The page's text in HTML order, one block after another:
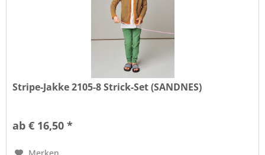
Stripe-Jakke 2105-8 Strick-Set (SANDNES)
ab € 16,50 *